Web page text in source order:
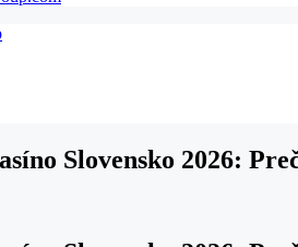
Slovensko 2026: